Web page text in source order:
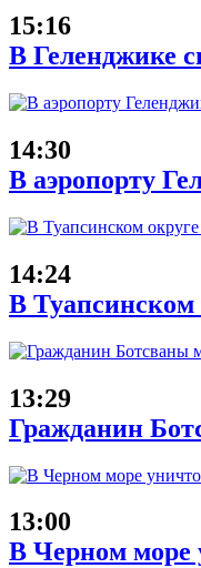
15:16
В Геленджике
14:30
В аэропорту
14:24
В Туапсинском
13:29
Гражданин
13:00
В Черном море